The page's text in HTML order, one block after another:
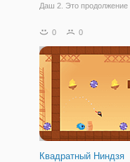
Даш 2. Это продолжение
оставляет
где вы управляете
0 0
Квадратный Ниндзя